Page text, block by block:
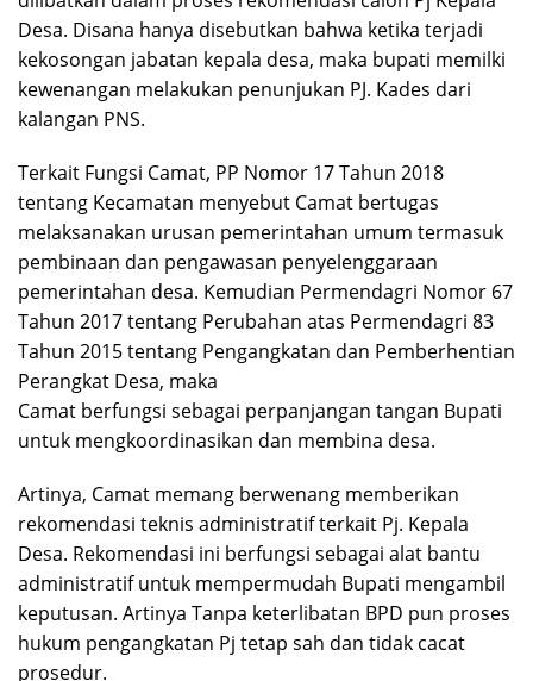
Desa. Disana hanya disebutkan bahwa ketika terjadi
kekosongan jabatan kepala desa, maka bupati memilki
kewenangan melakukan penunjukan PJ. Kades dari
kalangan PNS.
Terkait Fungsi Camat, PP Nomor 17 Tahun 2018
tentang Kecamatan menyebut Camat bertugas
melaksanakan urusan pemerintahan umum termasuk
pembinaan dan pengawasan penyelenggaraan
pemerintahan desa. Kemudian Permendagri Nomor 67
Tahun 2017 tentang Perubahan atas Permendagri 83
Tahun 2015 tentang Pengangkatan dan Pemberhentian
Perangkat Desa, maka
Camat berfungsi sebagai perpanjangan tangan Bupati
untuk mengkoordinasikan dan membina desa.
Artinya, Camat memang berwenang memberikan
rekomendasi teknis administratif terkait Pj. Kepala
Desa. Rekomendasi ini berfungsi sebagai alat bantu
administratif untuk mempermudah Bupati mengambil
keputusan. Artinya Tanpa keterlibatan BPD pun proses
hukum pengangkatan Pj tetap sah dan tidak cacat
prosedur.